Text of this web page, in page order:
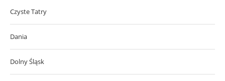
Czyste Tatry
Dania
Dolny Śląsk